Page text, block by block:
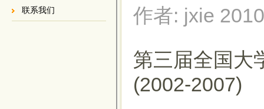
联系我们
作者: jxie
第三届全国大
(2002-2007)